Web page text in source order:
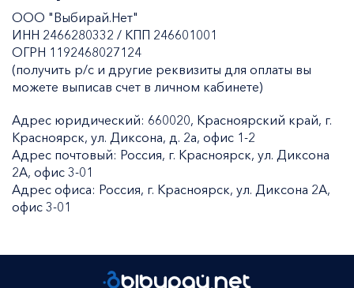
ООО "Выбирай.Нет"
ИНН 2466280332 / КПП 246601001
ОГРН 1192468027124
(получить р/с и другие реквизиты для оплаты вы
можете выписав счет в личном кабинете)
Адрес юридический: 660020, Красноярский край, г.
Красноярск, ул. Диксона, д. 2а, офис 1-2
Адрес почтовый: Россия, г. Красноярск, ул. Диксона
2А, офис 3-01
Адрес офиса: Россия, г. Красноярск, ул. Диксона 2А,
офис 3-01